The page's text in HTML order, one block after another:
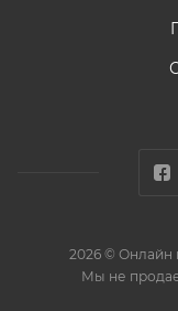
2026 © Онлайн
Мы не